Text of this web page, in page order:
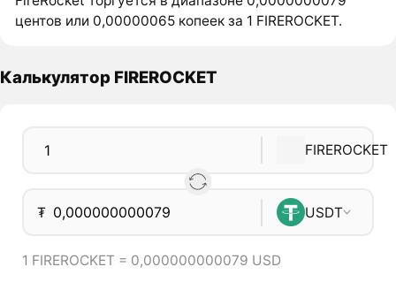
центов или 0,00000065 копеек за 1 FIREROCKET.
Калькулятор FIREROCKET
FIREROCKET
₮ USDT
1 FIREROCKET = 0,000000000079 USD